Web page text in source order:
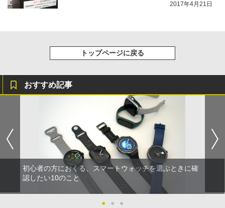
2017年4月21日
トップページに戻る
おすすめ記事
初心者の方におくる、スマートウォッチを選ぶときに確
認したい10のこと
● ● ●